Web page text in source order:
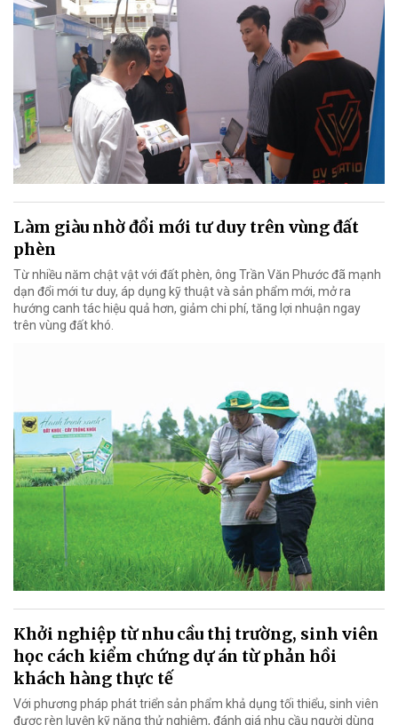
Làm giàu nhờ đổi mới tư duy trên vùng đất
phèn
Từ nhiều năm chật vật với đất phèn, ông Trần Văn Phước đã mạnh
dạn đổi mới tư duy, áp dụng kỹ thuật và sản phẩm mới, mở ra
hướng canh tác hiệu quả hơn, giảm chi phí, tăng lợi nhuận ngay
trên vùng đất khó.
Khởi nghiệp từ nhu cầu thị trường, sinh viên
học cách kiểm chứng dự án từ phản hồi
khách hàng thực tế
Với phương pháp phát triển sản phẩm khả dụng tối thiểu, sinh viên
được rèn luyện kỹ năng thử nghiệm, đánh giá nhu cầu người dùng